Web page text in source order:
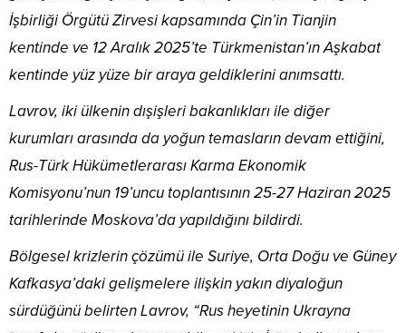
İşbirliği Örgütü Zirvesi kapsamında Çin’in Tianjin
kentinde ve 12 Aralık 2025’te Türkmenistan’ın Aşkabat
kentinde yüz yüze bir araya geldiklerini anımsattı.
Lavrov, iki ülkenin dışişleri bakanlıkları ile diğer
kurumları arasında da yoğun temasların devam ettiğini,
Rus-Türk Hükümetlerarası Karma Ekonomik
Komisyonu’nun 19’uncu toplantısının 25-27 Haziran 2025
tarihlerinde Moskova’da yapıldığını bildirdi.
Bölgesel krizlerin çözümü ile Suriye, Orta Doğu ve Güney
Kafkasya’daki gelişmelere ilişkin yakın diyaloğun
sürdüğünü belirten Lavrov, “Rus heyetinin Ukrayna